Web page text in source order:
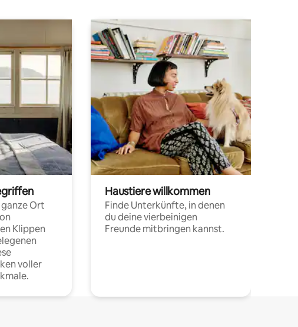
Ort
Klippen
voller
Haustiere willkommen
Finde Unterkünfte, in denen
du deine vierbeinigen
Freunde mitbringen kannst.